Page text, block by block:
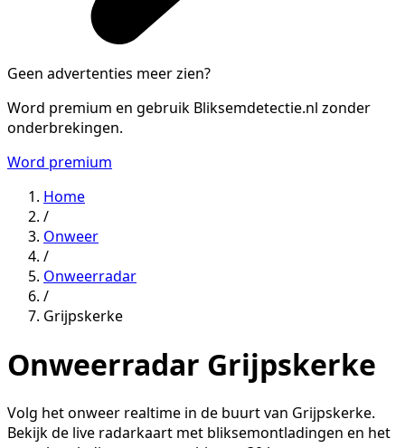
Geen advertenties meer zien?
Word premium en gebruik Bliksemdetectie.nl zonder
onderbrekingen.
Word premium
Home
/
Onweer
/
Onweerradar
/
Grijpskerke
Onweerradar Grijpskerke
Volg het onweer realtime in de buurt van Grijpskerke.
Bekijk de live radarkaart met bliksemontladingen en het